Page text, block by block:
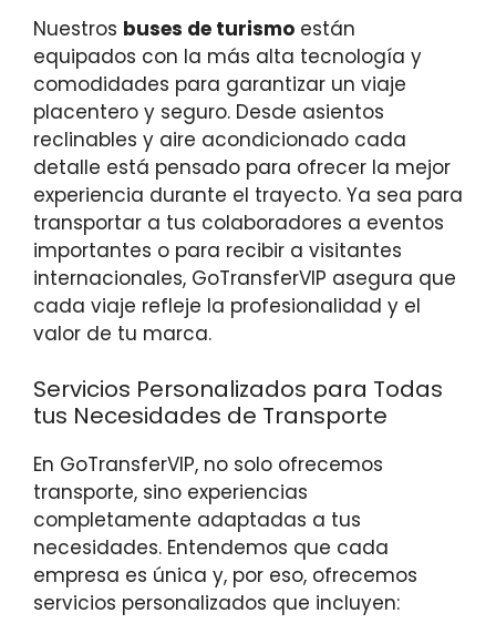
Nuestros buses de turismo están
equipados con la más alta tecnología y
comodidades para garantizar un viaje
placentero y seguro. Desde asientos
reclinables y aire acondicionado cada
detalle está pensado para ofrecer la mejor
experiencia durante el trayecto. Ya sea para
transportar a tus colaboradores a eventos
importantes o para recibir a visitantes
internacionales, GoTransferVIP asegura que
cada viaje refleje la profesionalidad y el
valor de tu marca.
Servicios Personalizados para Todas
tus Necesidades de Transporte
En GoTransferVIP, no solo ofrecemos
transporte, sino experiencias
completamente adaptadas a tus
necesidades. Entendemos que cada
empresa es única y, por eso, ofrecemos
servicios personalizados que incluyen: